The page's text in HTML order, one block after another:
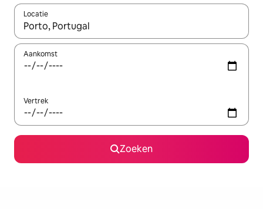
Locatie
Wanneer er resultaten beschikbaar zijn, maak je een keuze
Aankomst
Vertrek
Zoeken